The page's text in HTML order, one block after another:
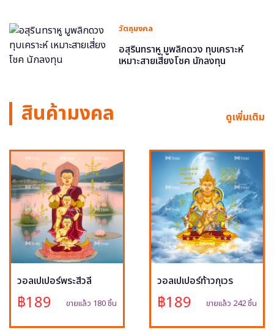
วัตถุมงคล
อสุรินทราหู มูพลิกดวง ทุบเคราะห์
เหมาะสายเสี่ยงโชค นักลงทุน
สินค้ามงคล ดูเพิ่มเติม
วอลเปเปอร์พระสีวลี
฿189 ขายแล้ว 180 ชิ้น
วอลเปเปอร์ท้าวกุเวร
฿189 ขายแล้ว 242 ชิ้น